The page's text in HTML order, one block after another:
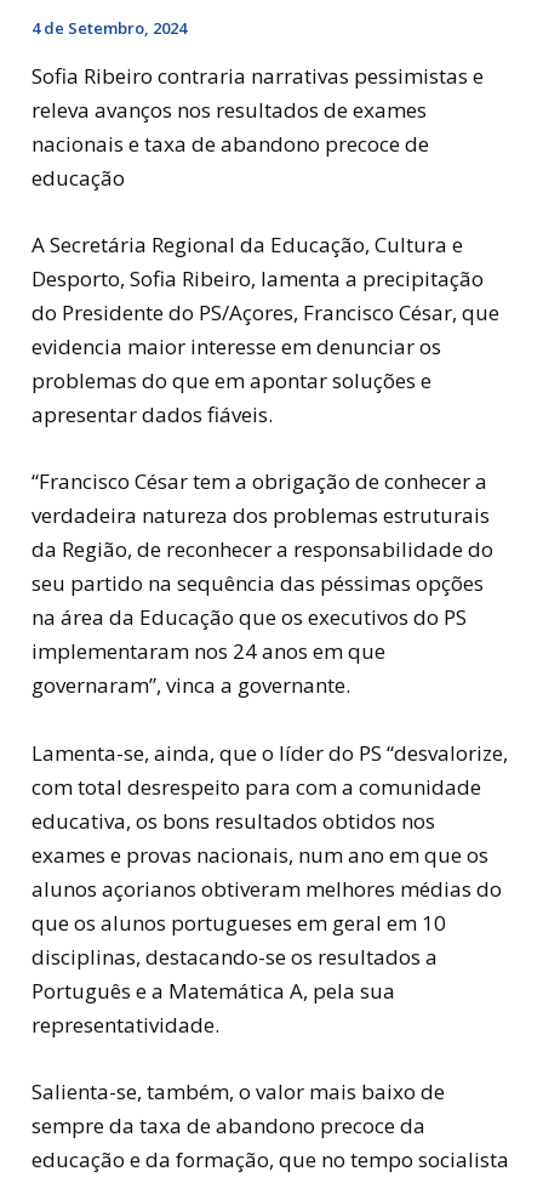
4 de Setembro, 2024
Sofia Ribeiro contraria narrativas pessimistas e
releva avanços nos resultados de exames
nacionais e taxa de abandono precoce de
educação
A Secretária Regional da Educação, Cultura e
Desporto, Sofia Ribeiro, lamenta a precipitação
do Presidente do PS/Açores, Francisco César, que
evidencia maior interesse em denunciar os
problemas do que em apontar soluções e
apresentar dados fiáveis.
“Francisco César tem a obrigação de conhecer a
verdadeira natureza dos problemas estruturais
da Região, de reconhecer a responsabilidade do
seu partido na sequência das péssimas opções
na área da Educação que os executivos do PS
implementaram nos 24 anos em que
governaram”, vinca a governante.
Lamenta-se, ainda, que o líder do PS “desvalorize,
com total desrespeito para com a comunidade
educativa, os bons resultados obtidos nos
exames e provas nacionais, num ano em que os
alunos açorianos obtiveram melhores médias do
que os alunos portugueses em geral em 10
disciplinas, destacando-se os resultados a
Português e a Matemática A, pela sua
representatividade.
Salienta-se, também, o valor mais baixo de
sempre da taxa de abandono precoce da
educação e da formação, que no tempo socialista